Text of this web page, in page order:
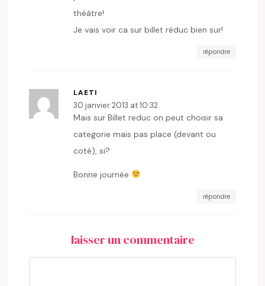
théâtre!
Je vais voir ca sur billet réduc bien sur!
répondre
LAETI
30 janvier 2013 at 10:32
Mais sur Billet reduc on peut choisir sa
categorie mais pas place (devant ou
coté), si?
Bonne journée
répondre
laisser un commentaire